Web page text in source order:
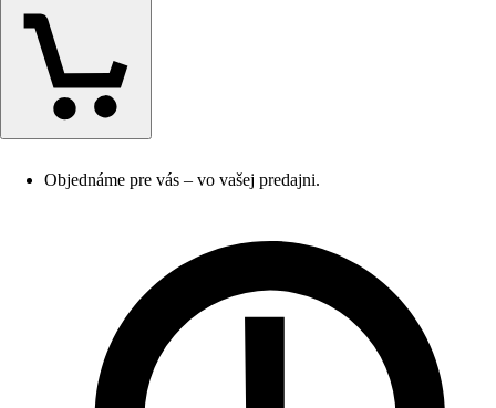
Objednáme pre vás – vo vašej predajni.